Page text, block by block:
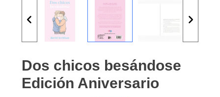
Dos chicos besándose
Edición Aniversario